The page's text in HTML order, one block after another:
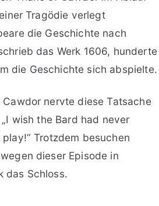
Tragödie verlegt
die Geschichte nach
das Werk 1606, hunderte
die Geschichte sich abspielte.
Cawdor nervte diese Tatsache
wish the Bard had never
Trotzdem besuchen
dieser Episode in
das Schloss.